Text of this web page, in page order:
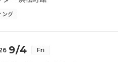
ング
9/4 Fri